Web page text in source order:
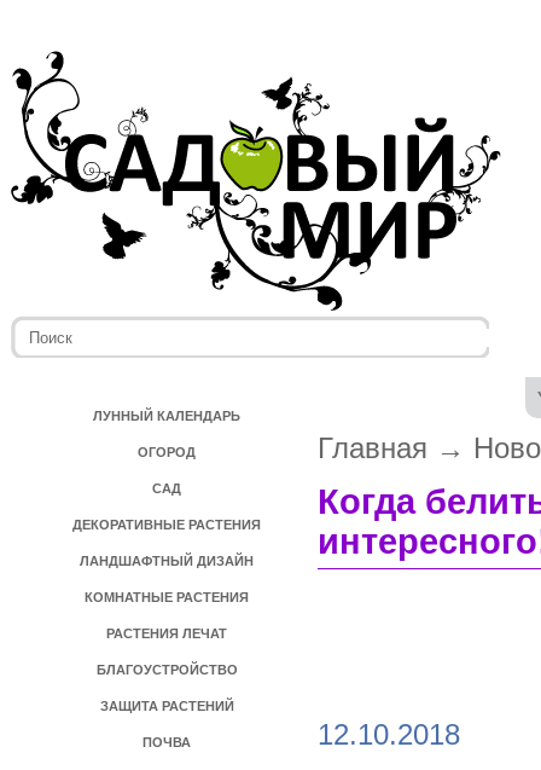
ЛУННЫЙ КАЛЕНДАРЬ
ОГОРОД
САД
ДЕКОРАТИВНЫЕ РАСТЕНИЯ
ЛАНДШАФТНЫЙ ДИЗАЙН
КОМНАТНЫЕ РАСТЕНИЯ
РАСТЕНИЯ ЛЕЧАТ
БЛАГОУСТРОЙСТВО
ЗАЩИТА РАСТЕНИЙ
ПОЧВА
Главная →
Когда
12.10.2018